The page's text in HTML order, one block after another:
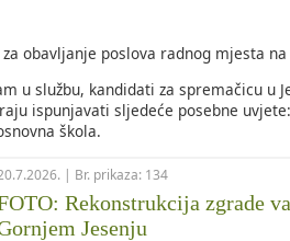
obavljanje poslova radnog mjesta
u službu, kandidati za spremačicu u
ispunjavati sljedeće posebne uvjete:
škola.
| Br. prikaza: 134
Rekonstrukcija zgrade
Jesenju